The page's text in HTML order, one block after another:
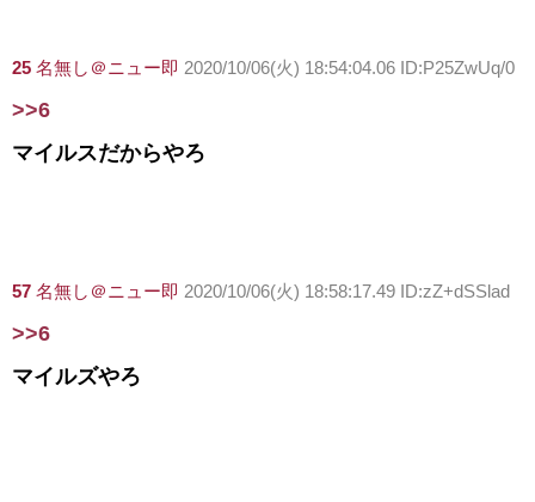
25 名無し＠ニュー即 2020/10/06(火) 18:54:04.06 ID:P25ZwUq/0
>>6
マイルスだからやろ
57 名無し＠ニュー即 2020/10/06(火) 18:58:17.49 ID:zZ+dSSlad
>>6
マイルズやろ